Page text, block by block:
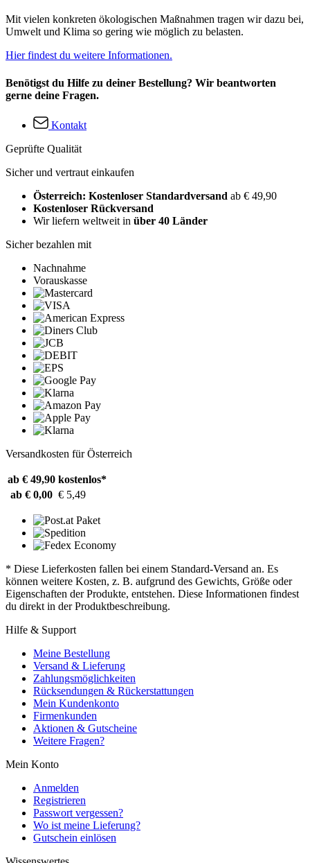
Mit vielen konkreten ökologischen Maßnahmen tragen wir dazu bei,
Umwelt und Klima so gering wie möglich zu belasten.
Hier findest du weitere Informationen.
Benötigst du Hilfe zu deiner Bestellung? Wir beantworten
gerne deine Fragen.
Kontakt
Geprüfte Qualität
Sicher und vertraut einkaufen
Österreich: Kostenloser Standardversand ab € 49,90
Kostenloser Rückversand
Wir liefern weltweit in über 40 Länder
Sicher bezahlen mit
Nachnahme
Vorauskasse
Versandkosten für Österreich
ab € 49,90 kostenlos*
ab € 0,00 € 5,49
* Diese Lieferkosten fallen bei einem Standard-Versand an. Es
können weitere Kosten, z. B. aufgrund des Gewichts, Größe oder
Eigenschaften der Produkte, entstehen. Diese Informationen findest
du direkt in der Produktbeschreibung.
Hilfe & Support
Meine Bestellung
Versand & Lieferung
Zahlungsmöglichkeiten
Rücksendungen & Rückerstattungen
Mein Kundenkonto
Firmenkunden
Aktionen & Gutscheine
Weitere Fragen?
Mein Konto
Anmelden
Registrieren
Passwort vergessen?
Wo ist meine Lieferung?
Gutschein einlösen